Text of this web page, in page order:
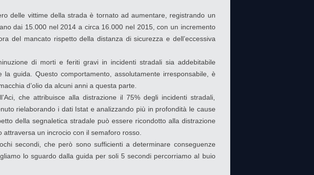
delle vittime della strada è tornato ad aumentare, registrando un
dai 15.000 nel 2014 a circa 16.000 nel 2015, con un incremento
del mancato rispetto della distanza di sicurezza e dell’eccessiva
di morti e feriti gravi in incidenti stradali sia addebitabile
guida. Questo comportamento, assolutamente irresponsabile, è
d’olio da alcuni anni a questa parte.
che attribuisce alla distrazione il 75% degli incidenti stradali,
rielaborando i dati Istat e analizzando più in profondità le cause
della segnaletica stradale può essere ricondotto alla distrazione
un incrocio con il semaforo rosso.
secondi, che però sono sufficienti a determinare conseguenze
lo sguardo dalla guida per soli 5 secondi percorriamo al buio